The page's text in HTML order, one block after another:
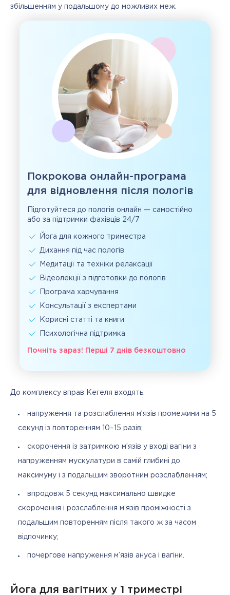
збільшенням у подальшому до можливих меж.
Покрокова онлайн-програма
для відновлення після пологів
Підготуйтеся до пологів онлайн — самостійно
або за підтримки фахівців 24/7
Йога для кожного триместра
Дихання під час пологів
Медитації та техніки релаксації
Відеолекції з підготовки до пологів
Програма харчування
Консультації з експертами
Корисні статті та книги
Психологічна підтримка
Почніть зараз! Перші 7 днів безкоштовно
До комплексу вправ Кегеля входять:
напруження та розслаблення м’язів промежини на 5
секунд із повторенням 10–15 разів;
скорочення із затримкою м’язів у вході вагіни з
напруженням мускулатури в самій глибині до
максимуму і з подальшим зворотним розслабленням;
впродовж 5 секунд максимально швидке
скорочення і розслаблення м’язів проміжності з
подальшим повторенням після такого ж за часом
відпочинку;
почергове напруження м’язів ануса і вагіни.
Йога для вагітних у 1 триместрі